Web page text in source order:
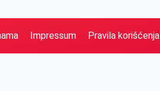
Impressum Pravila korišćenja